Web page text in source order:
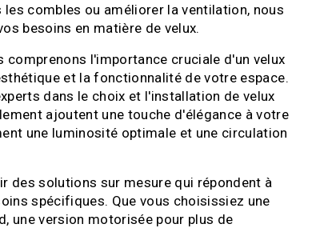
combles ou améliorer la ventilation, nous
besoins en matière de velux.
comprenons l'importance cruciale d'un velux
et la fonctionnalité de votre espace.
dans le choix et l'installation de velux
ajoutent une touche d'élégance à votre
une luminosité optimale et une circulation
des solutions sur mesure qui répondent à
spécifiques. Que vous choisissiez une
une version motorisée pour plus de